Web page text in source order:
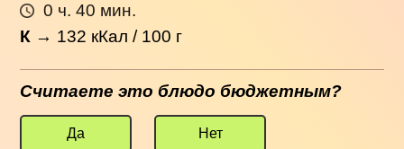
0 ч. 40 мин.
К → 132 кКал / 100 г
Считаете это блюдо бюджетным?
Да Нет